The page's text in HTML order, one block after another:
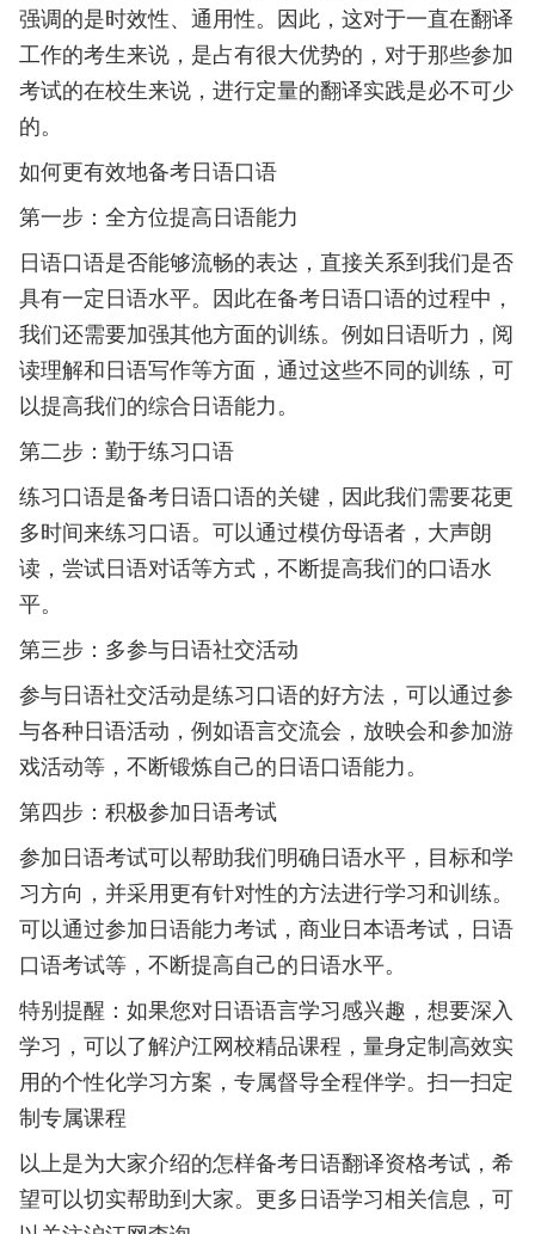
强调的是时效性、通用性。因此，这对于一直在翻译
工作的考生来说，是占有很大优势的，对于那些参加
考试的在校生来说，进行定量的翻译实践是必不可少
的。
如何更有效地备考日语口语
第一步：全方位提高日语能力
日语口语是否能够流畅的表达，直接关系到我们是否
具有一定日语水平。因此在备考日语口语的过程中，
我们还需要加强其他方面的训练。例如日语听力，阅
读理解和日语写作等方面，通过这些不同的训练，可
以提高我们的综合日语能力。
第二步：勤于练习口语
练习口语是备考日语口语的关键，因此我们需要花更
多时间来练习口语。可以通过模仿母语者，大声朗
读，尝试日语对话等方式，不断提高我们的口语水
平。
第三步：多参与日语社交活动
参与日语社交活动是练习口语的好方法，可以通过参
与各种日语活动，例如语言交流会，放映会和参加游
戏活动等，不断锻炼自己的日语口语能力。
第四步：积极参加日语考试
参加日语考试可以帮助我们明确日语水平，目标和学
习方向，并采用更有针对性的方法进行学习和训练。
可以通过参加日语能力考试，商业日本语考试，日语
口语考试等，不断提高自己的日语水平。
特别提醒：如果您对日语语言学习感兴趣，想要深入
学习，可以了解沪江网校精品课程，量身定制高效实
用的个性化学习方案，专属督导全程伴学。扫一扫定
制专属课程
以上是为大家介绍的怎样备考日语翻译资格考试，希
望可以切实帮助到大家。更多日语学习相关信息，可